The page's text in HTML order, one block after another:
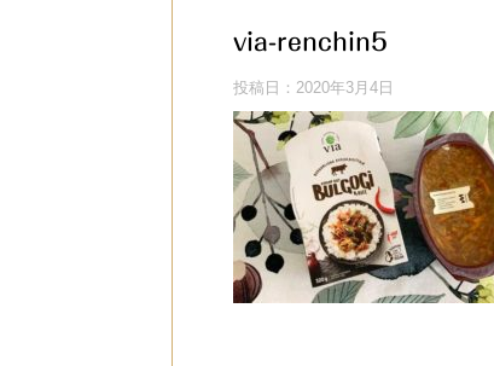
via-renchin5
投稿日： 2020年3月4日